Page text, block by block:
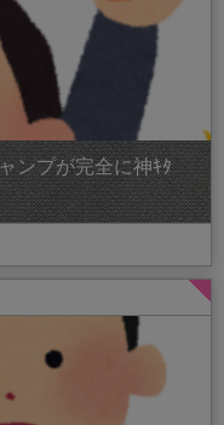
ンプが完全に神ｷﾀ